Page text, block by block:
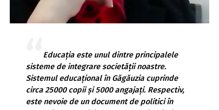
Educația este unul dintre principalele
sisteme de integrare societății noastre.
Sistemul educațional în Găgăuzia cuprinde
circa 25000 copii și 5000 angajați. Respectiv,
este nevoie de un document de politici în